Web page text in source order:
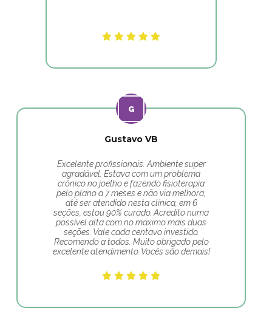
Gustavo VB
Excelente profissionais. Ambiente super
agradável. Estava com um problema
crônico no joelho e fazendo fisioterapia
pelo plano a 7 meses e não via melhora,
até ser atendido nesta clínica, em 6
seções, estou 90% curado. Acredito numa
possível alta com no máximo mais duas
seções. Vale cada centavo investido.
Recomendo a todos. Muito obrigado pelo
excelente atendimento. Vocês são demais!